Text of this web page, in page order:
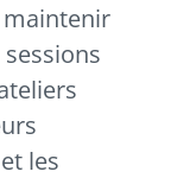
maintenir
les